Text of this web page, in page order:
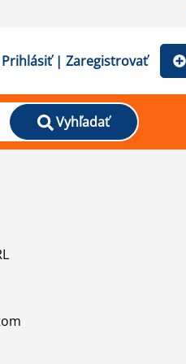
Prihlásiť | Zaregistrovať
Vyhľadať